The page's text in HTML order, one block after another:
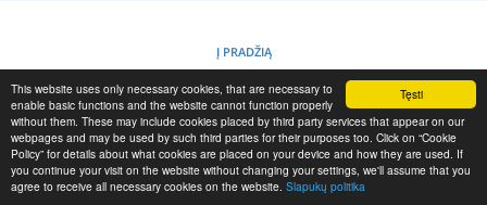
Tęsti
This website uses only necessary cookies, that are necessary to
enable basic functions and the website cannot function properly
without them. These may include cookies placed by third party services that appear on our
webpages and may be used by such third parties for their purposes too. Click on “Cookie
Policy” for details about what cookies are placed on your device and how they are used. If
you continue your visit on the website without changing your settings, we'll assume that you
agree to receive all necessary cookies on the website. Slapukų politika
Į PRADŽIĄ
SLAPUKŲ POLITIKA
RESCUE MATERIAL